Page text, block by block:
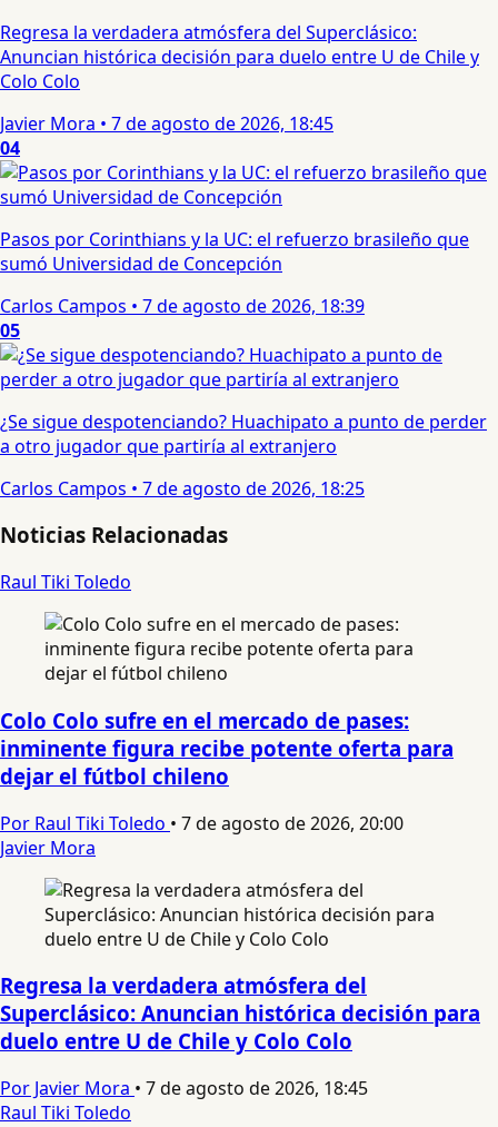
Regresa la verdadera atmósfera del Superclásico:
Anuncian histórica decisión para duelo entre U de Chile y
Colo Colo
Javier Mora • 7 de agosto de 2026, 18:45
04
Pasos por Corinthians y la UC: el refuerzo brasileño que
sumó Universidad de Concepción
Carlos Campos • 7 de agosto de 2026, 18:39
05
¿Se sigue despotenciando? Huachipato a punto de perder
a otro jugador que partiría al extranjero
Carlos Campos • 7 de agosto de 2026, 18:25
Noticias Relacionadas
Raul Tiki Toledo
Colo Colo sufre en el mercado de pases:
inminente figura recibe potente oferta para
dejar el fútbol chileno
Por Raul Tiki Toledo • 7 de agosto de 2026, 20:00
Javier Mora
Regresa la verdadera atmósfera del
Superclásico: Anuncian histórica decisión para
duelo entre U de Chile y Colo Colo
Por Javier Mora • 7 de agosto de 2026, 18:45
Raul Tiki Toledo